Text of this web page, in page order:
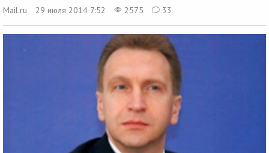
Mail.ru
29 июля 2014 7:52 2575 33